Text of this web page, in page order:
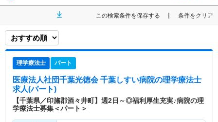
この検索条件を保存する 条件をクリア
理学療法士 パート
医療法人社団千葉光徳会 千葉しすい病院の理学療法士
求人(パート)
【千葉県／印旛郡酒々井町】週2日～◎福利厚生充実♪病院の理
学療法士募集＜パート＞